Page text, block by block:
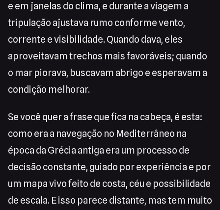
e em janelas do clima, e durante a viagem a
tripulação ajustava rumo conforme vento,
corrente e visibilidade. Quando dava, eles
aproveitavam trechos mais favoráveis; quando
o mar piorava, buscavam abrigo e esperavam a
condição melhorar.
Se você quer a frase que fica na cabeça, é esta:
como era a navegação no Mediterrâneo na
época da Grécia antiga era um processo de
decisão constante, guiado por experiência e por
um mapa vivo feito de costa, céu e possibilidade
de escala. E isso parece distante, mas tem muito